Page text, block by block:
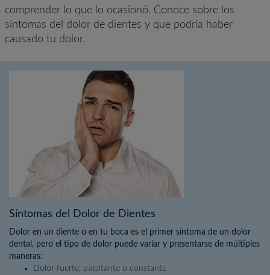
comprender lo que lo ocasionó. Conoce sobre los
síntomas del dolor de dientes y que podría haber
causado tu dolor.
Síntomas del Dolor de Dientes
Dolor en un diente o en tu boca es el primer síntoma de un dolor
dental, pero el tipo de dolor puede variar y presentarse de múltiples
maneras:
Dolor fuerte, palpitante o constante